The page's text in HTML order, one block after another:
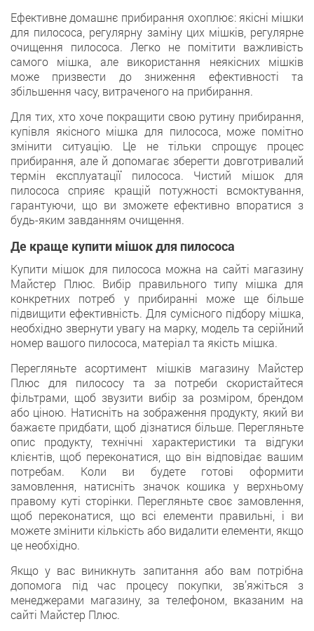
Ефективне домашнє прибирання охоплює: якісні мішки
для пилососа, регулярну заміну цих мішків, регулярне
очищення пилососа. Легко не помітити важливість
самого мішка, але використання неякісних мішків
може призвести до зниження ефективності та
збільшення часу, витраченого на прибирання.
Для тих, хто хоче покращити свою рутину прибирання,
купівля якісного мішка для пилососа, може помітно
змінити ситуацію. Це не тільки спрощує процес
прибирання, але й допомагає зберегти довготривалий
термін експлуатації пилососа. Чистий мішок для
пилососа сприяє кращій потужності всмоктування,
гарантуючи, що ви зможете ефективно впоратися з
будь-яким завданням очищення.
Де краще купити мішок для пилососа
Купити мішок для пилососа можна на сайті магазину
Майстер Плюс. Вибір правильного типу мішка для
конкретних потреб у прибиранні може ще більше
підвищити ефективність. Для сумісного підбору мішка,
необхідно звернути увагу на марку, модель та серійний
номер вашого пилососа, матеріал та якість мішка.
Перегляньте асортимент мішків магазину Майстер
Плюс для пилососу та за потреби скористайтеся
фільтрами, щоб звузити вибір за розміром, брендом
або ціною. Натисніть на зображення продукту, який ви
бажаєте придбати, щоб дізнатися більше. Перегляньте
опис продукту, технічні характеристики та відгуки
клієнтів, щоб переконатися, що він відповідає вашим
потребам. Коли ви будете готові оформити
замовлення, натисніть значок кошика у верхньому
правому куті сторінки. Перегляньте своє замовлення,
щоб переконатися, що всі елементи правильні, і ви
можете змінити кількість або видалити елементи, якщо
це необхідно.
Якщо у вас виникнуть запитання або вам потрібна
допомога під час процесу покупки, зв’яжіться з
менеджерами магазину, за телефоном, вказаним на
сайті Майстер Плюс.